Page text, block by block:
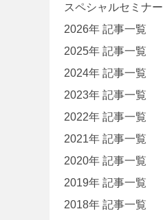
スペシャルセミナー
2026年 記事一覧
2025年 記事一覧
2024年 記事一覧
2023年 記事一覧
2022年 記事一覧
2021年 記事一覧
2020年 記事一覧
2019年 記事一覧
2018年 記事一覧